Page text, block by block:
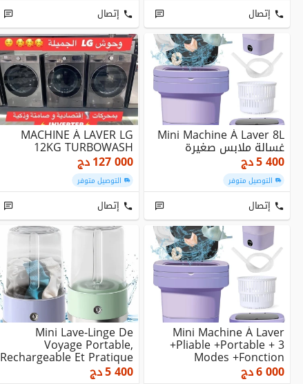
إتصال إتصال
Mini Machine À Laver 8L
غسالة ملابس صغيرة
5 400دج
التوصيل متوفر
إتصال
MACHINE À LAVER LG
12KG TURBOWASH
127 000دج
التوصيل متوفر
إتصال
Mini Machine À Laver
+Pliable +Portable + 3
Modes +Fonction
Déshydratation
6 000دج
Mini Lave-Linge De
Voyage Portable,
Rechargeable Et Pratique
Pour Sous-Vêtements
5 400دج